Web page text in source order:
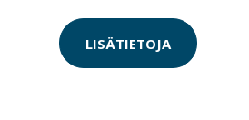
LISÄTIETOJA